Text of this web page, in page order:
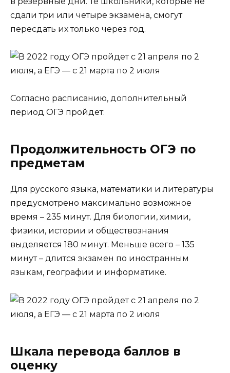
сдали три или четыре экзамена, смогут
пересдать их только через год.
Согласно расписанию, дополнительный
период ОГЭ пройдет:
Продолжительность ОГЭ по
предметам
Для русского языка, математики и литературы
предусмотрено максимально возможное
время – 235 минут. Для биологии, химии,
физики, истории и обществознания
выделяется 180 минут. Меньше всего – 135
минут – длится экзамен по иностранным
языкам, географии и информатике.
Шкала перевода баллов в
оценку